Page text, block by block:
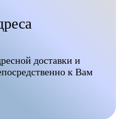
доставки и
к Вам